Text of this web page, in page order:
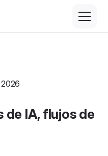
de IA, flujos de